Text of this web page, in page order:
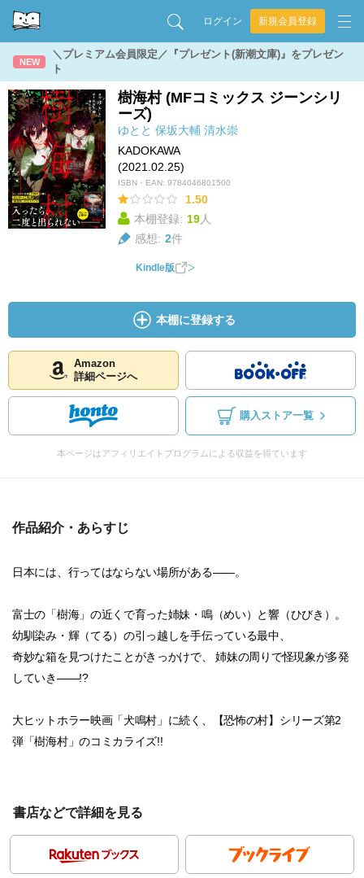
ログイン 新規会員登録
NEW
＼プレミアム会員限定／『プレゼント(新潮文庫)』をプレゼン
ト
樹海村 (MFコミックス ジーンシリ
ーズ)
ゆとと 保坂大輔 清水崇
KADOKAWA
(2021.02.25)
ISBN・EAN: 9784046801500
1.50
本棚登録: 19人
感想: 2件
Kindle版
本棚に登録する
Amazon
詳細ページへ
購入ストア一覧
本ページはアフィリエイトプログラムによる収益を得ています
作品紹介・あらすじ
日本には、行ってはならない場所がある――。
富士の「樹海」の近くで育った姉妹・鳴（めい）と響（ひびき）。
幼馴染み・輝（てる）の引っ越しを手伝っている最中、
奇妙な箱を見つけたことがきっかけで、 姉妹の周りで怪現象が多発
していき――!?
大ヒットホラー映画「犬鳴村」に続く、【恐怖の村】シリーズ第2
弾「樹海村」のコミカライズ!!
書店などで詳細を見る